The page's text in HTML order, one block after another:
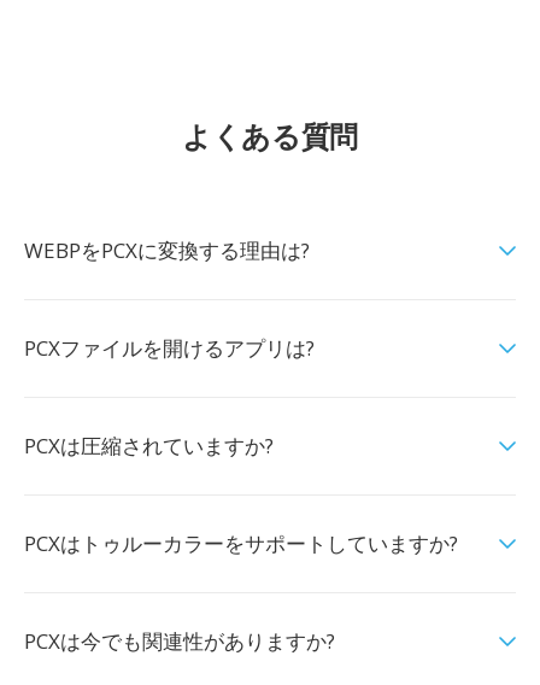
よくある質問
WEBPをPCXに変換する理由は?
PCXファイルを開けるアプリは?
PCXは圧縮されていますか?
PCXはトゥルーカラーをサポートしていますか?
PCXは今でも関連性がありますか?